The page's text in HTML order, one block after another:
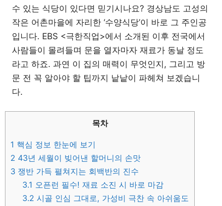
수 있는 식당이 있다면 믿기시나요? 경상남도 고성의
작은 어촌마을에 자리한 ‘수양식당’이 바로 그 주인공
입니다. EBS <극한직업>에서 소개된 이후 전국에서
사람들이 몰려들며 문을 열자마자 재료가 동날 정도
라고 하죠. 과연 이 집의 매력이 무엇인지, 그리고 방
문 전 꼭 알아야 할 팁까지 낱낱이 파헤쳐 보겠습니
다.
목차
1 핵심 정보 한눈에 보기
2 43년 세월이 빚어낸 할머니의 손맛
3 쟁반 가득 펼쳐지는 회백반의 진수
3.1 오픈런 필수! 재료 소진 시 바로 마감
3.2 시골 인심 그대로, 가성비 극찬 속 아쉬움도